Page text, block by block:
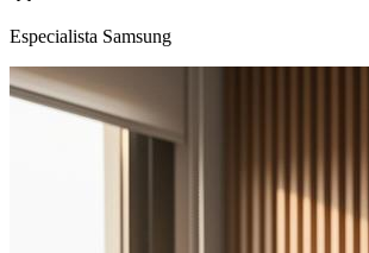
Especialista Samsung